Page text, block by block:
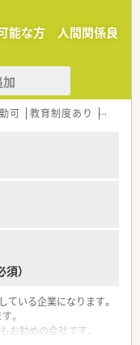
能な方 人間関係良
可 教育制度あり シフト
）
ている企業になります。
。
勧めの会社です。